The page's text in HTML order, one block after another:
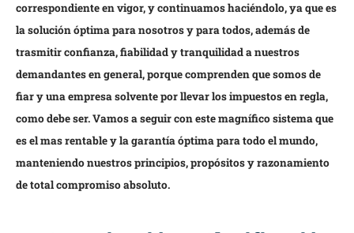
correspondiente en vigor, y continuamos haciéndolo, ya que es
la solución óptima para nosotros y para todos, además de
trasmitir confianza, fiabilidad y tranquilidad a nuestros
demandantes en general, porque comprenden que somos de
fiar y una empresa solvente por llevar los impuestos en regla,
como debe ser. Vamos a seguir con este magnífico sistema que
es el mas rentable y la garantía óptima para todo el mundo,
manteniendo nuestros principios, propósitos y razonamiento
de total compromiso absoluto.